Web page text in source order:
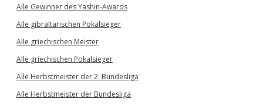
Alle Gewinner des Yashin-Awards
Alle gibraltarischen Pokalsieger
Alle griechischen Meister
Alle griechischen Pokalsieger
Alle Herbstmeister der 2. Bundesliga
Alle Herbstmeister der Bundesliga